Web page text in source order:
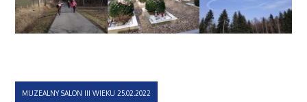
Nawigacja
MUZEALNY SALON III WIEKU 25.02.2022